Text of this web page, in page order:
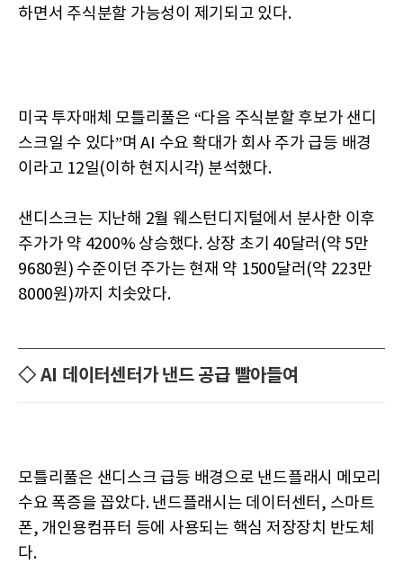
하면서 주식분할 가능성이 제기되고 있다.
미국 투자매체 모틀리풀은 “다음 주식분할 후보가 샌디
스크일 수 있다”며 AI 수요 확대가 회사 주가 급등 배경
이라고 12일(이하 현지시각) 분석했다.
샌디스크는 지난해 2월 웨스턴디지털에서 분사한 이후
주가가 약 4200% 상승했다. 상장 초기 40달러(약 5만
9680원) 수준이던 주가는 현재 약 1500달러(약 223만
8000원)까지 치솟았다.
◇ AI 데이터센터가 낸드 공급 빨아들여
모틀리풀은 샌디스크 급등 배경으로 낸드플래시 메모리
수요 폭증을 꼽았다. 낸드플래시는 데이터센터, 스마트
폰, 개인용컴퓨터 등에 사용되는 핵심 저장장치 반도체
다.